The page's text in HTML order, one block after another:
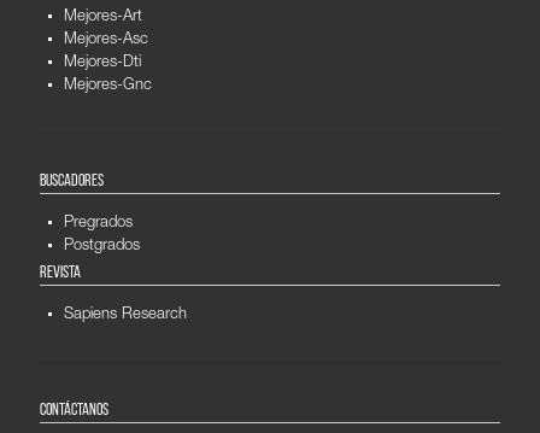
Mejores-Art
Mejores-Asc
Mejores-Dti
Mejores-Gnc
BUSCADORES
Pregrados
Postgrados
REVISTA
Sapiens Research
CONTÁCTANOS